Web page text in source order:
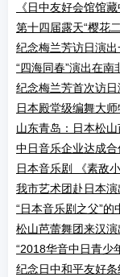
《日中友好会馆馆
第十四届露天“樱花
纪念梅兰芳访日演
“四海同春”演出在
纪念梅兰芳首次访
日本殿堂级编舞大
山东青岛：日本松山
中日音乐企业达成
日本音乐剧 《素敌
我市艺术团赴日本演
“日本音乐剧之父”的
松山芭蕾舞团来汉演
“2018华音中日青少
纪念日中和平友好